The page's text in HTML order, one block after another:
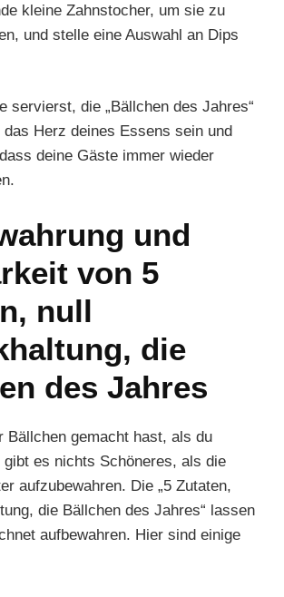
kleine Zahnstocher, um sie zu
und stelle eine Auswahl an Dips
servierst, die „Bällchen des Jahres“
Herz deines Essens sein und
deine Gäste immer wieder
und
von 5
null
die
des Jahres
Bällchen gemacht hast, als du
es nichts Schöneres, als die
aufzubewahren. Die „5 Zutaten,
die Bällchen des Jahres“ lassen
aufbewahren. Hier sind einige